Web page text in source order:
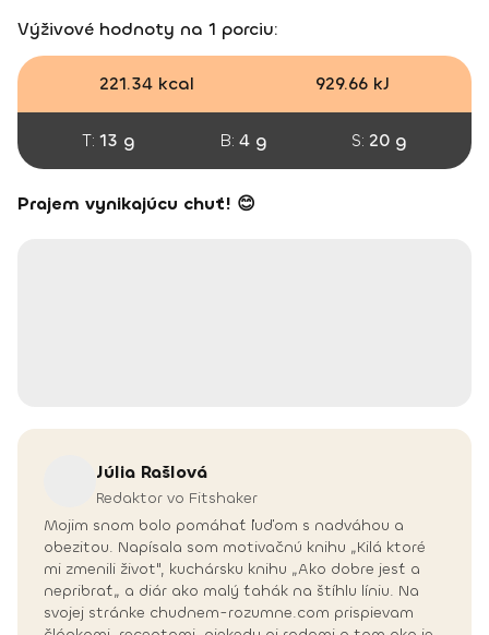
Výživové hodnoty na 1 porciu:
221.34 kcal 929.66 kJ
T: 13 g B: 4 g S: 20 g
Prajem vynikajúcu chuť! 😊
Júlia Rašlová
Redaktor vo Fitshaker
Mojim snom bolo pomáhať ľuďom s nadváhou a
obezitou. Napísala som motivačnú knihu „Kilá ktoré
mi zmenili život", kuchársku knihu „Ako dobre jesť a
nepribrať„ a diár ako malý ťahák na štíhlu líniu. Na
svojej stránke chudnem-rozumne.com prispievam